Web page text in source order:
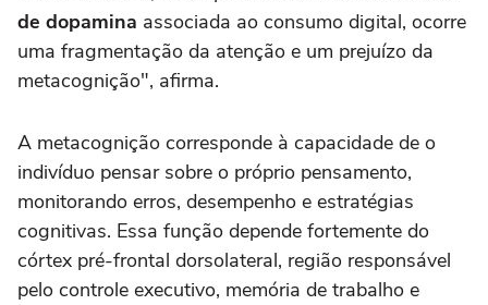
de dopamina associada ao consumo digital, ocorre
uma fragmentação da atenção e um prejuízo da
metacognição", afirma.
A metacognição corresponde à capacidade de o
indivíduo pensar sobre o próprio pensamento,
monitorando erros, desempenho e estratégias
cognitivas. Essa função depende fortemente do
córtex pré-frontal dorsolateral, região responsável
pelo controle executivo, memória de trabalho e